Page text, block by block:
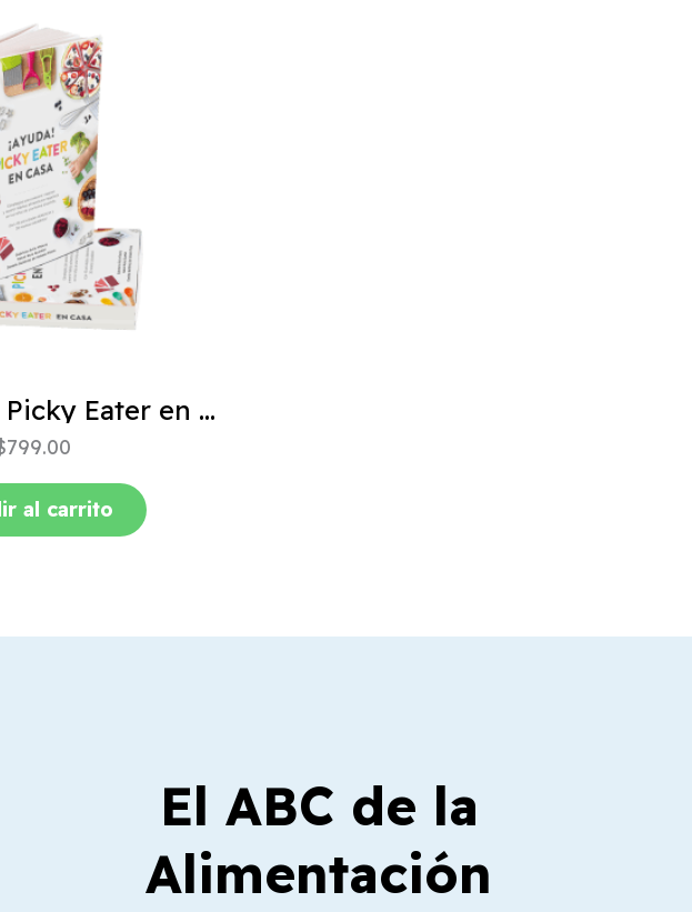
Libro Ayuda Picky Eater en casa
799.00
al carrito
El ABC de la
Alimentación